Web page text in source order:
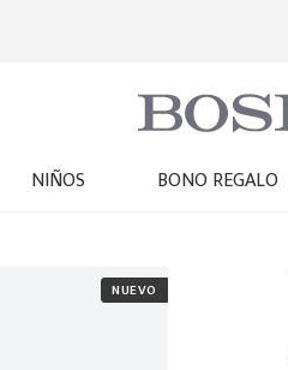
NIÑOS BONO REGALO